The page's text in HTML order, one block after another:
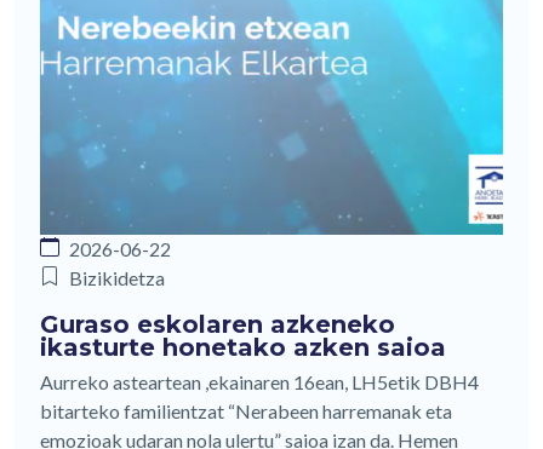
2026-06-22
Bizikidetza
Guraso eskolaren azkeneko
ikasturte honetako azken saioa
Aurreko asteartean ,ekainaren 16ean, LH5etik DBH4
bitarteko familientzat “Nerabeen harremanak eta
emozioak udaran nola ulertu” saioa izan da. Hemen